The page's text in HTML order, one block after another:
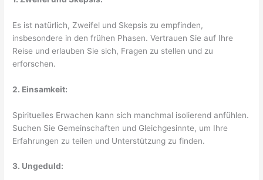
Es ist natürlich, Zweifel und Skepsis zu empfinden,
insbesondere in den frühen Phasen. Vertrauen Sie auf Ihre
Reise und erlauben Sie sich, Fragen zu stellen und zu
erforschen.
2. Einsamkeit:
Spirituelles Erwachen kann sich manchmal isolierend anfühlen.
Suchen Sie Gemeinschaften und Gleichgesinnte, um Ihre
Erfahrungen zu teilen und Unterstützung zu finden.
3. Ungeduld: